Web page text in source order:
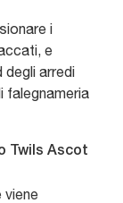
i
e
degli arredi
falegnameria
Twils Ascot
viene